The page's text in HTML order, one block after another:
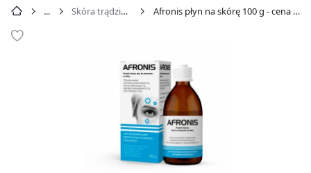
Skóra trądzikowa Afronis płyn na skórę 100 g - cena 21,99 zł